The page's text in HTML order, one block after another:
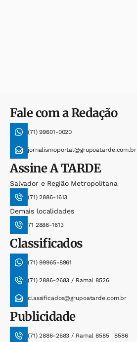
Fale com a Redação
(71) 99601-0020
jornalismoportal@grupoatarde.com.br
AssineA TARDE
Salvador e Região Metropolitana
(71) 2886-1613
Demais localidades
71 2886-1613
Classificados
(71) 99965-8961
(71) 2886-2683 / Ramal 8526
classificados@grupoatarde.com.br
Publicidade
(71) 2886-2683 / Ramal 8585 | 8586